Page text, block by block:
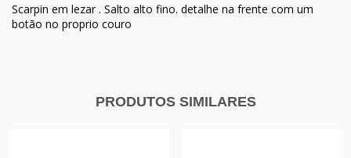
Scarpin em lezar . Salto alto fino. detalhe na frente com um
botão no proprio couro
PRODUTOS SIMILARES